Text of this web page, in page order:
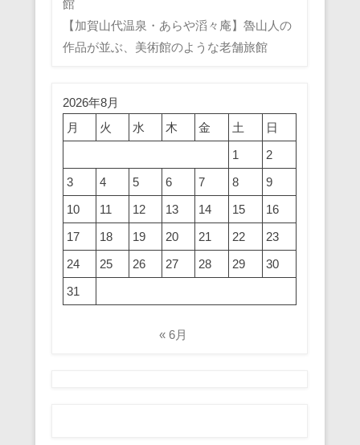
館
【加賀山代温泉・あらや滔々庵】魯山人の
作品が並ぶ、美術館のような老舗旅館
2026年8月
月
火 水 木 金 土
日
1
2
3
4 5 6 7 8
9
10
11 12 13 14 15
16
17
18 19 20 21 22
23
24
25 26 27 28 29
30
31
« 6月